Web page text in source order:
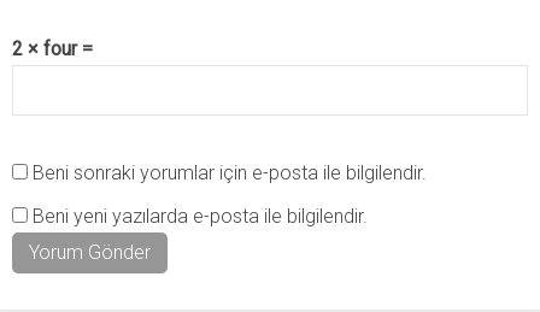
2 × four =
Beni sonraki yorumlar için e-posta ile bilgilendir.
Beni yeni yazılarda e-posta ile bilgilendir.